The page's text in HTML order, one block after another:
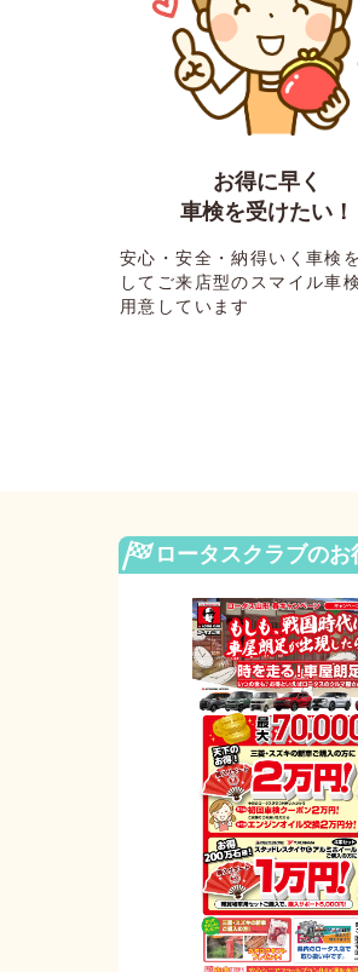
お得に早く
車検を受けたい！
安心・安全・納得いく車検
してご来店型のスマイル車
用意しています
ロータスクラブのお